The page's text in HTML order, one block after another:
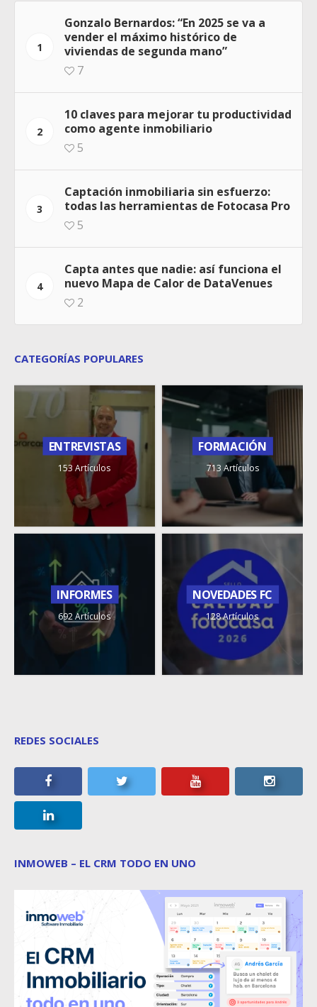
1
Gonzalo Bernardos: “En 2025 se va a
vender el máximo histórico de
viviendas de segunda mano”
7
2
10 claves para mejorar tu productividad
como agente inmobiliario
5
3
Captación inmobiliaria sin esfuerzo:
todas las herramientas de Fotocasa Pro
5
4
Capta antes que nadie: así funciona el
nuevo Mapa de Calor de DataVenues
2
CATEGORÍAS POPULARES
ENTREVISTAS
153 Artículos
FORMACIÓN
713 Artículos
INFORMES
692 Artículos
NOVEDADES FC
128 Artículos
REDES SOCIALES
INMOWEB – EL CRM TODO EN UNO